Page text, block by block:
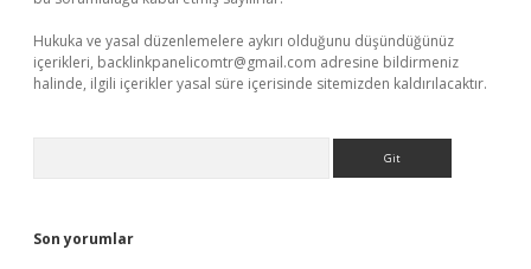
Hukuka ve yasal düzenlemelere aykırı olduğunu düşündüğünüz
içerikleri, backlinkpanelicomtr@gmail.com adresine bildirmeniz
halinde, ilgili içerikler yasal süre içerisinde sitemizden kaldırılacaktır.
Son yorumlar